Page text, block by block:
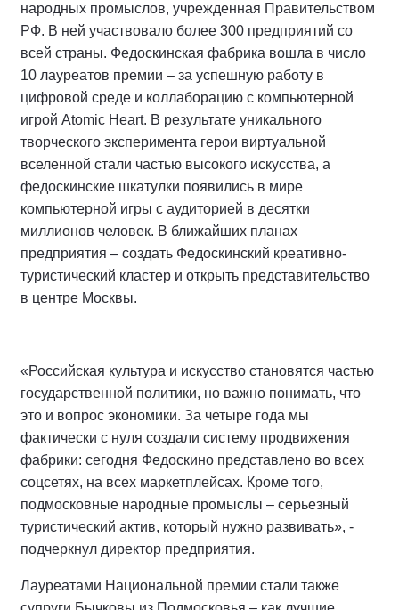
народных промыслов, учрежденная Правительством
РФ. В ней участвовало более 300 предприятий со
всей страны. Федоскинская фабрика вошла в число
10 лауреатов премии – за успешную работу в
цифровой среде и коллаборацию с компьютерной
игрой Atomic Heart. В результате уникального
творческого эксперимента герои виртуальной
вселенной стали частью высокого искусства, а
федоскинские шкатулки появились в мире
компьютерной игры с аудиторией в десятки
миллионов человек. В ближайших планах
предприятия – создать Федоскинский креативно-
туристический кластер и открыть представительство
в центре Москвы.
«Российская культура и искусство становятся частью
государственной политики, но важно понимать, что
это и вопрос экономики. За четыре года мы
фактически с нуля создали систему продвижения
фабрики: сегодня Федоскино представлено во всех
соцсетях, на всех маркетплейсах. Кроме того,
подмосковные народные промыслы – серьезный
туристический актив, который нужно развивать», -
подчеркнул директор предприятия.
Лауреатами Национальной премии стали также